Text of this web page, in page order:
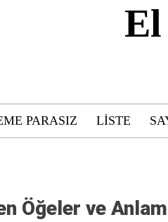
El
PARASIZ LISTE
Öğeler ve